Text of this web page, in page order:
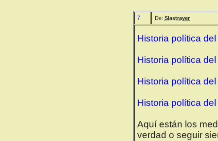
7 De: Slastrayer
Historia política
Historia política
Historia política
Historia política
Aquí están los
verdad o seguir